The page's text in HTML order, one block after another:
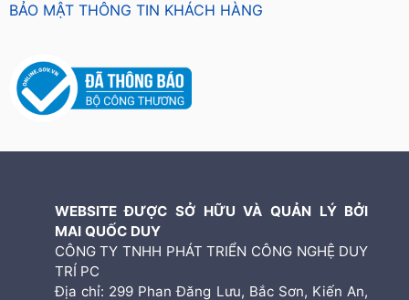
BẢO MẬT THÔNG TIN KHÁCH HÀNG
WEBSITE ĐƯỢC SỞ HỮU VÀ QUẢN LÝ BỞI
MAI QUỐC DUY
CÔNG TY TNHH PHÁT TRIỂN CÔNG NGHỆ DUY
TRÍ PC
Địa chỉ: 299 Phan Đăng Lưu, Bắc Sơn, Kiến An,